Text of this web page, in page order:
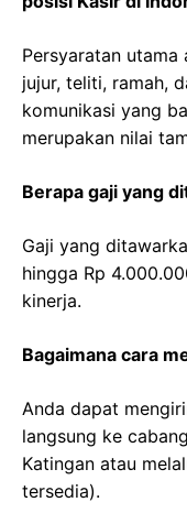
Persyaratan utama
jujur, teliti, ramah,
komunikasi yang
merupakan nilai
Berapa gaji yang
Gaji yang
hingga Rp
kinerja.
Bagaimana cara
Anda dapat
langsung ke
Katingan atau
tersedia).